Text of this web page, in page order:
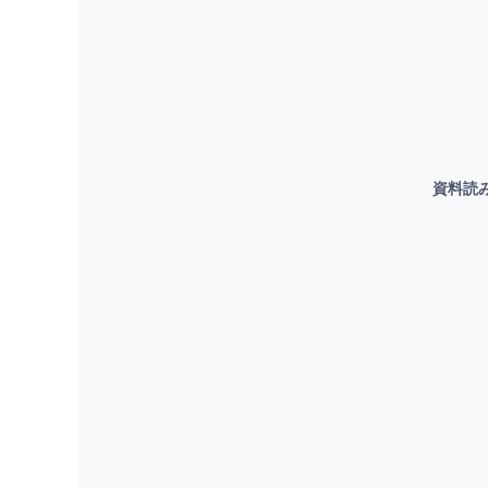
「まずは話を聞きたい」から連絡してみ